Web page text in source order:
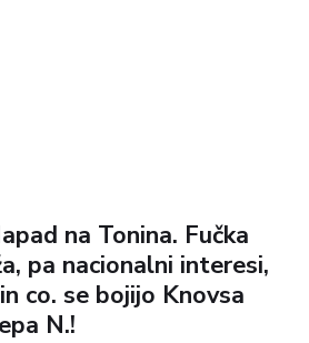
na Tonina. Fučka
pa nacionalni interesi,
co. se bojijo Knovsa
N.!